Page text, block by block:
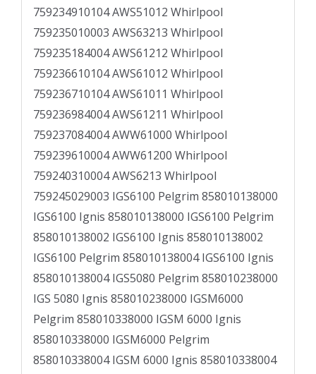
759234910104 AWS51012 Whirlpool
759235010003 AWS63213 Whirlpool
759235184004 AWS61212 Whirlpool
759236610104 AWS61012 Whirlpool
759236710104 AWS61011 Whirlpool
759236984004 AWS61211 Whirlpool
759237084004 AWW61000 Whirlpool
759239610004 AWW61200 Whirlpool
759240310004 AWS6213 Whirlpool
759245029003 IGS6100 Pelgrim 858010138000
IGS6100 Ignis 858010138000 IGS6100 Pelgrim
858010138002 IGS6100 Ignis 858010138002
IGS6100 Pelgrim 858010138004 IGS6100 Ignis
858010138004 IGS5080 Pelgrim 858010238000
IGS 5080 Ignis 858010238000 IGSM6000
Pelgrim 858010338000 IGSM 6000 Ignis
858010338000 IGSM6000 Pelgrim
858010338004 IGSM 6000 Ignis 858010338004